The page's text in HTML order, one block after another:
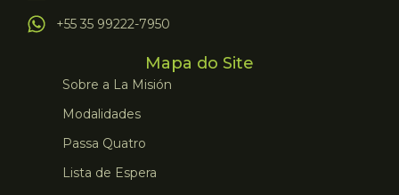
+55 35 99222-7950
Mapa do Site
Sobre a La Misión
Modalidades
Passa Quatro
Lista de Espera